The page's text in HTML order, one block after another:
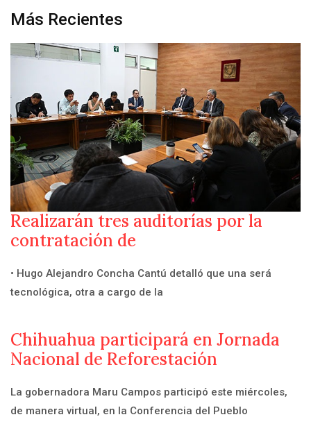
Más Recientes
Realizarán tres auditorías por la
contratación de
• Hugo Alejandro Concha Cantú detalló que una será
tecnológica, otra a cargo de la
Chihuahua participará en Jornada
Nacional de Reforestación
La gobernadora Maru Campos participó este miércoles,
de manera virtual, en la Conferencia del Pueblo